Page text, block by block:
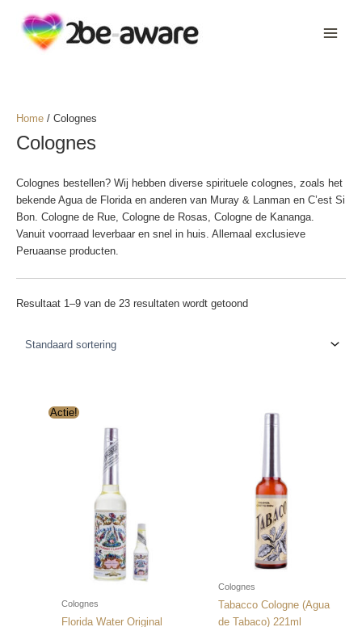
Home / Colognes
Colognes
Colognes bestellen? Wij hebben diverse spirituele colognes, zoals het
bekende Agua de Florida en anderen van Muray & Lanman en C’est Si
Bon. Cologne de Rue, Cologne de Rosas, Cologne de Kananga.
Vanuit voorraad leverbaar en snel in huis. Allemaal exclusieve
Peruaanse producten.
Resultaat 1–9 van de 23 resultaten wordt getoond
Actie!
Colognes
Florida Water Original
Colognes
Tabacco Cologne (Agua
de Tabaco) 221ml